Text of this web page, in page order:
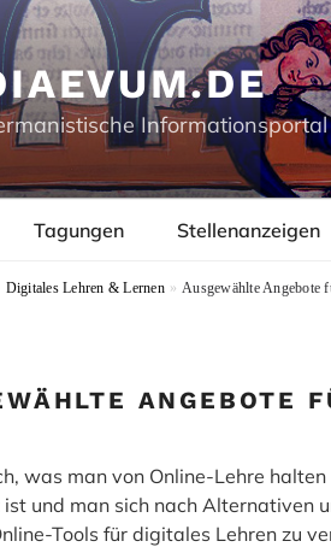
Informationsportal
Tagungen Stellenanzeigen
Digitales Lehren & Lernen » Ausgewählte Angebote
ANGEBOTE
was man von Online-Lehre
und man sich nach Alternativen
Tools für digitales Lehren zu